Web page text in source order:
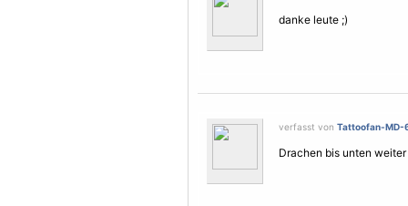
danke leute ;)
verfasst von Tattoofan-MD-
Drachen bis unten weiter